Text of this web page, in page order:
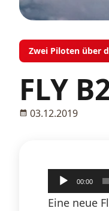
Zwei Piloten über
FLY
03.12.2019
Audio-
Player
00:00
Eine neue